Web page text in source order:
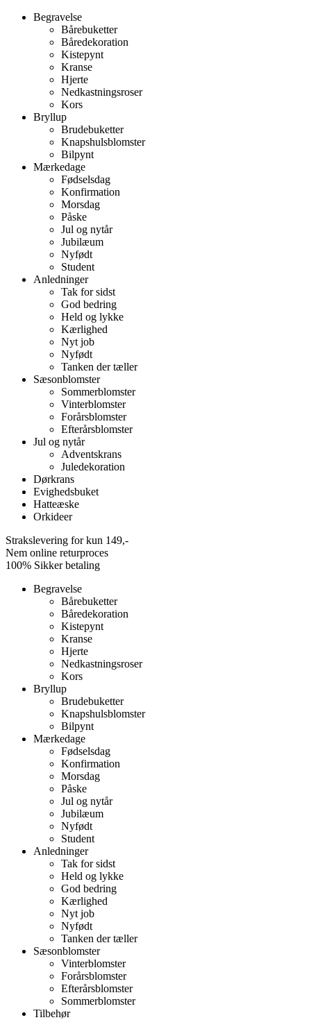
Begravelse
Bårebuketter
Båredekoration
Kistepynt
Kranse
Hjerte
Nedkastningsroser
Kors
Bryllup
Brudebuketter
Knapshulsblomster
Bilpynt
Mærkedage
Fødselsdag
Konfirmation
Morsdag
Påske
Jul og nytår
Jubilæum
Nyfødt
Student
Anledninger
Tak for sidst
God bedring
Held og lykke
Kærlighed
Nyt job
Nyfødt
Tanken der tæller
Sæsonblomster
Sommerblomster
Vinterblomster
Forårsblomster
Efterårsblomster
Jul og nytår
Adventskrans
Juledekoration
Dørkrans
Evighedsbuket
Hatteæske
Orkideer
Strakslevering for kun 149,-
Nem online returproces
100% Sikker betaling
Begravelse
Bårebuketter
Båredekoration
Kistepynt
Kranse
Hjerte
Nedkastningsroser
Kors
Bryllup
Brudebuketter
Knapshulsblomster
Bilpynt
Mærkedage
Fødselsdag
Konfirmation
Morsdag
Påske
Jul og nytår
Jubilæum
Nyfødt
Student
Anledninger
Tak for sidst
Held og lykke
God bedring
Kærlighed
Nyt job
Nyfødt
Tanken der tæller
Sæsonblomster
Vinterblomster
Forårsblomster
Efterårsblomster
Sommerblomster
Tilbehør